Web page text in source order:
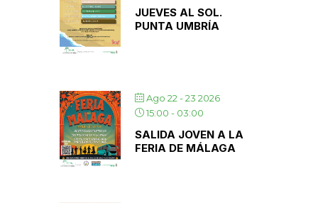
JUEVES AL SOL.
PUNTA UMBRÍA
Ago 22 - 23 2026
15:00 - 03:00
SALIDA JOVEN A LA
FERIA DE MÁLAGA